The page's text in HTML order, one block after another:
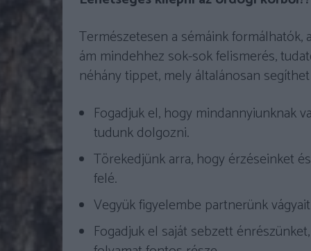
Természetesen a sémáink
ám mindehhez sok-sok felismerés,
néhány tippet, mely általánosan
Fogadjuk el, hogy mindannyiunknak
tudunk dolgozni.
Törekedjünk arra, hogy érzéseinket
felé.
Vegyük figyelembe partnerünk
Fogadjuk el saját sebzett